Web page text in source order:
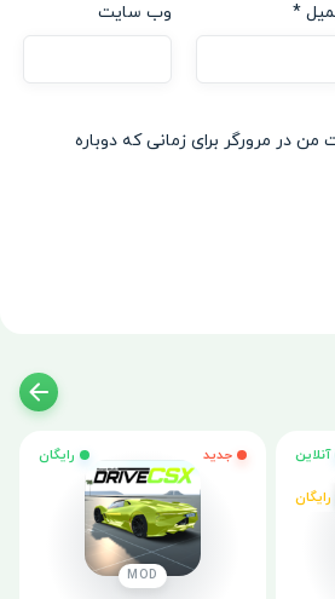
* وب‌ سایت
من در مرورگر برای زمانی که دوباره
آنلاین
رایگان
جدید رایگان
MOD